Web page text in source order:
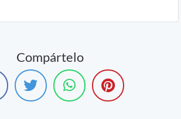
Compártelo